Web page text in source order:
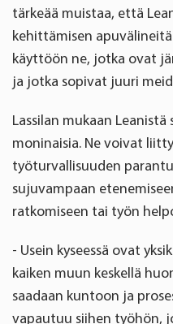
tärkeää muistaa, että
kehittämisen
käyttöön ne, jotka ovat
ja jotka sopivat juuri
Lassilan mukaan
moninaisia. Ne voivat
työturvallisuuden
sujuvampaan
ratkomiseen tai työn
- Usein kyseessä ovat
kaiken muun keskellä
saadaan kuntoon ja
vapautuu siihen työhön,